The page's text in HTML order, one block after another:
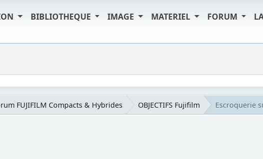
BIBLIOTHEQUE IMAGE MATERIEL FORUM
FUJIFILM Compacts & Hybrides OBJECTIFS Fujifilm Escroquerie